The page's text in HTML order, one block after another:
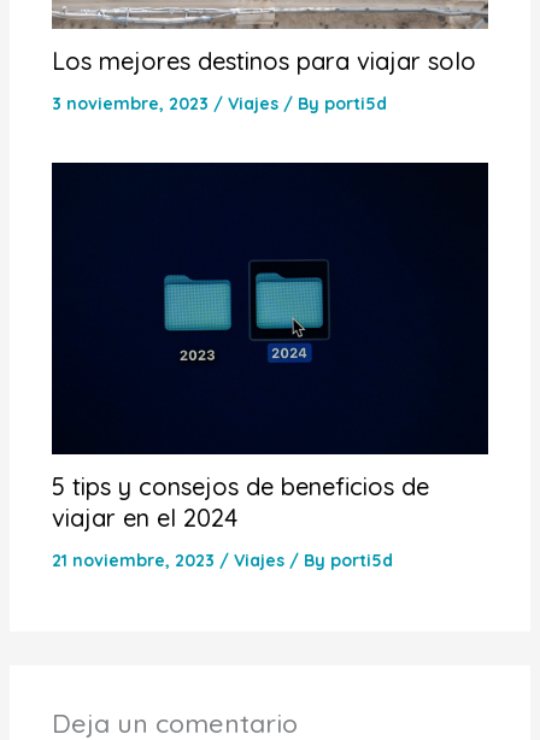
Los mejores destinos para viajar solo
3 noviembre, 2023 / Viajes/ By porti5d
5 tips y consejos de beneficios de
viajar en el 2024
21 noviembre, 2023 / Viajes/ By porti5d
Deja un comentario